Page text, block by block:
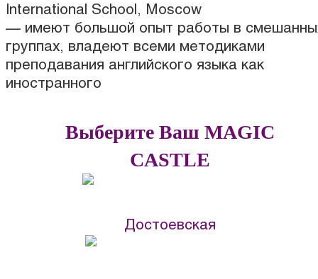
International School, Moscow
— имеют большой опыт работы в
группах, владеют всеми методиками
преподавания английского языка как
иностранного
Выберите Ваш MAGIC
CASTLE
Достоевская